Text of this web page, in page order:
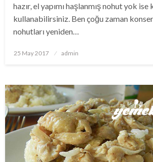
hazır, el yapımı haşlanmış nohut yok
kullanabilirsiniz. Ben çoğu zaman
nohutları yeniden…
Posted
25 May 2017 admin